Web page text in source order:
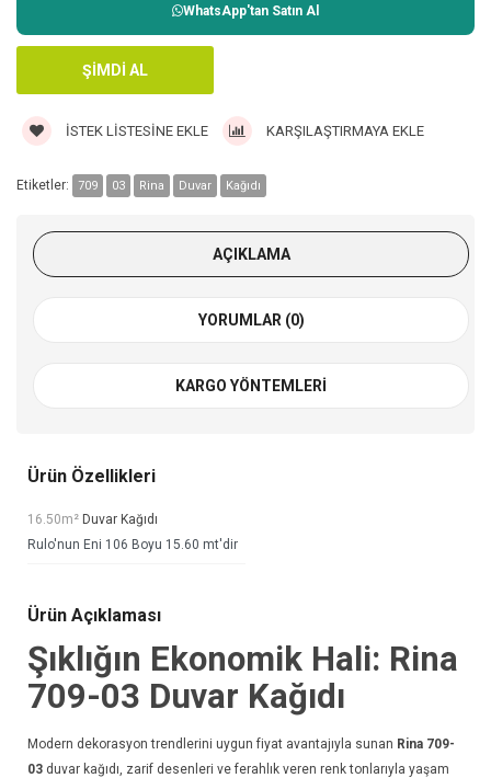
WhatsApp'tan Satın Al
İSTEK LISTESINE EKLE KARŞILAŞTIRMAYA EKLE
Etiketler: 709 03 Rina Duvar Kağıdı
AÇIKLAMA
YORUMLAR (0)
KARGO YÖNTEMLERI
Ürün Özellikleri
16.50m² Duvar Kağıdı
Rulo'nun Eni 106 Boyu 15.60 mt'dir
Ürün Açıklaması
Şıklığın Ekonomik Hali: Rina
709-03 Duvar Kağıdı
Modern dekorasyon trendlerini uygun fiyat avantajıyla sunan Rina 709-
03 duvar kağıdı , zarif desenleri ve ferahlık veren renk tonlarıyla yaşam